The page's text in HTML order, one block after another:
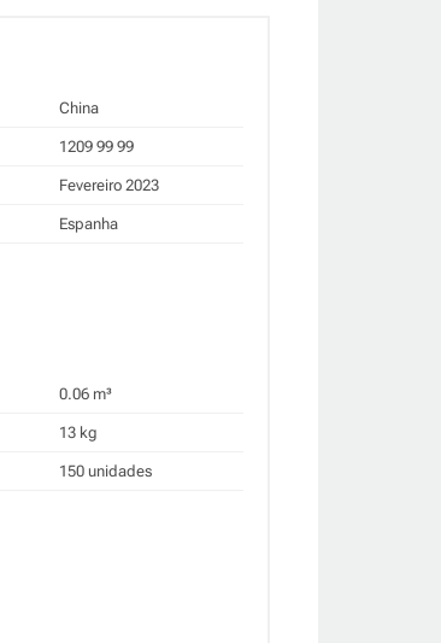
China
1209 99 99
Fevereiro 2023
Espanha
0.06 m³
13 kg
150 unidades